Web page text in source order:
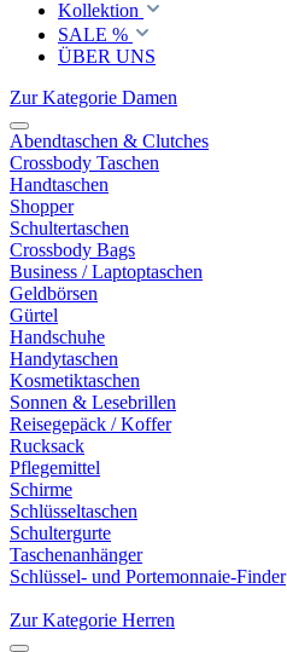
Kollektion
SALE %
ÜBER UNS
Zur Kategorie Damen
Abendtaschen & Clutches
Crossbody Taschen
Handtaschen
Shopper
Schultertaschen
Crossbody Bags
Business / Laptoptaschen
Geldbörsen
Gürtel
Handschuhe
Handytaschen
Kosmetiktaschen
Sonnen & Lesebrillen
Reisegepäck / Koffer
Rucksack
Pflegemittel
Schirme
Schlüsseltaschen
Schultergurte
Taschenanhänger
Schlüssel- und Portemonnaie-Finder
Zur Kategorie Herren